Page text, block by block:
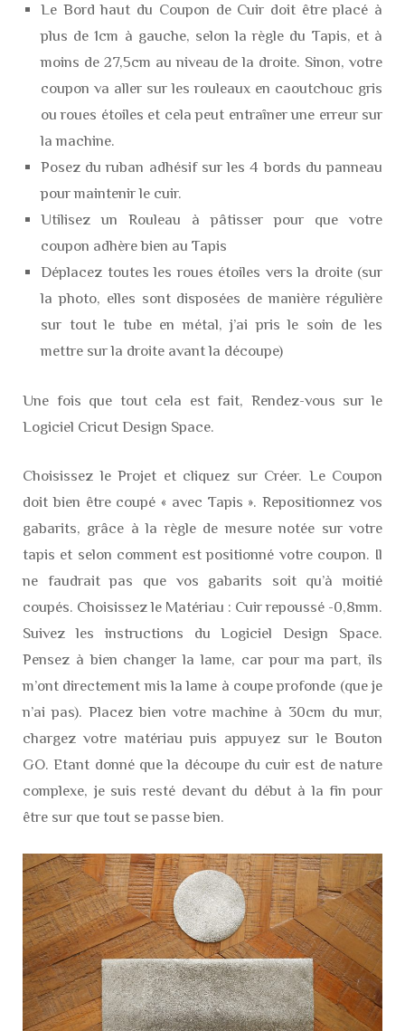
Le Bord haut du Coupon de Cuir doit être placé à
plus de 1cm à gauche, selon la règle du Tapis, et à
moins de 27,5cm au niveau de la droite. Sinon, votre
coupon va aller sur les rouleaux en caoutchouc gris
ou roues étoiles et cela peut entraîner une erreur sur
la machine.
Posez du ruban adhésif sur les 4 bords du panneau
pour maintenir le cuir.
Utilisez un Rouleau à pâtisser pour que votre
coupon adhère bien au Tapis
Déplacez toutes les roues étoiles vers la droite (sur
la photo, elles sont disposées de manière régulière
sur tout le tube en métal, j’ai pris le soin de les
mettre sur la droite avant la découpe)
Une fois que tout cela est fait, Rendez-vous sur le
Logiciel Cricut Design Space.
Choisissez le Projet et cliquez sur Créer. Le Coupon
doit bien être coupé « avec Tapis ». Repositionnez vos
gabarits, grâce à la règle de mesure notée sur votre
tapis et selon comment est positionné votre coupon. Il
ne faudrait pas que vos gabarits soit qu’à moitié
coupés. Choisissez le Matériau : Cuir repoussé -0,8mm.
Suivez les instructions du Logiciel Design Space.
Pensez à bien changer la lame, car pour ma part, ils
m’ont directement mis la lame à coupe profonde (que je
n’ai pas). Placez bien votre machine à 30cm du mur,
chargez votre matériau puis appuyez sur le Bouton
GO. Etant donné que la découpe du cuir est de nature
complexe, je suis resté devant du début à la fin pour
être sur que tout se passe bien.